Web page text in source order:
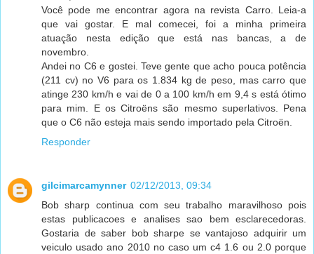
Você pode me encontrar agora na revista Carro. Leia-a
que vai gostar. E mal comecei, foi a minha primeira
atuação nesta edição que está nas bancas, a de
novembro.
Andei no C6 e gostei. Teve gente que acho pouca potência
(211 cv) no V6 para os 1.834 kg de peso, mas carro que
atinge 230 km/h e vai de 0 a 100 km/h em 9,4 s está ótimo
para mim. E os Citroëns são mesmo superlativos. Pena
que o C6 não esteja mais sendo importado pela Citroën.
Responder
gilcimarcamynner 02/12/2013, 09:34
Bob sharp continua com seu trabalho maravilhoso pois
estas publicacoes e analises sao bem esclarecedoras.
Gostaria de saber bob sharpe se vantajoso adquirir um
veiculo usado ano 2010 no caso um c4 1.6 ou 2.0 porque